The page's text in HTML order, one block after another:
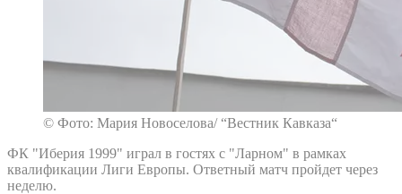
© Фото: Мария Новоселова/ “Вестник Кавказа“
ФК "Иберия 1999" играл в гостях с "Ларном" в рамках
квалификации Лиги Европы. Ответный матч пройдет через
неделю.